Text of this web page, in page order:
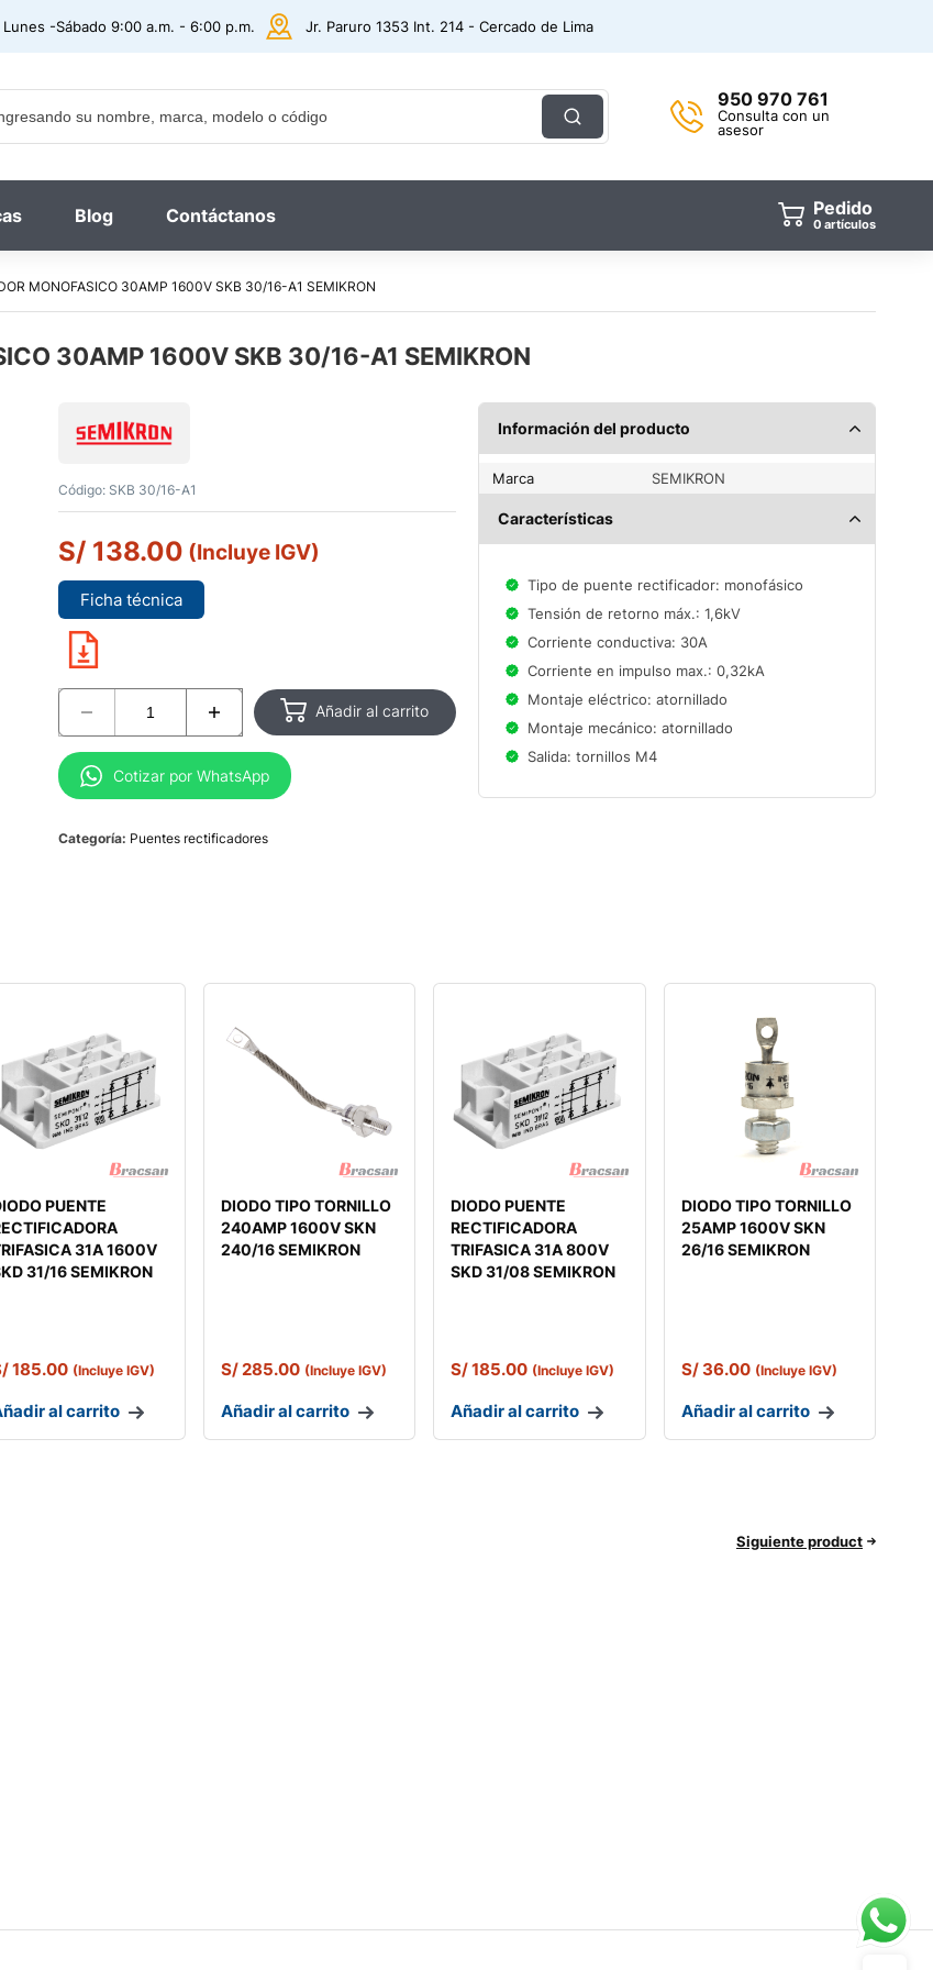
Lunes -Sábado 9:00 a.m. - 6:00 p.m. Jr. Paruro 1353 Int. 214 - Cercado de Lima
950 970 761
Consulta con un
asesor
Blog Contáctanos Pedido
0 artículos
MONOFASICO 30AMP 1600V SKB 30/16-A1 SEMIKRON
30AMP 1600V SKB 30/16-A1 SEMIKRON
Código: SKB 30/16-A1
S/ 138.00 (Incluye IGV)
Ficha técnica
Añadir al carrito
Cotizar por WhatsApp
Categoría: Puentes rectificadores
Información del producto
Marca SEMIKRON
Características
Tipo de puente rectificador: monofásico
Tensión de retorno máx.: 1,6kV
Corriente conductiva: 30A
Corriente en impulso max.: 0,32kA
Montaje eléctrico: atornillado
Montaje mecánico: atornillado
Salida: tornillos M4
PUENTE
31A 1600V
31/16 SEMIKRON
185.00 (Incluye IGV)
al carrito
DIODO TIPO TORNILLO
240AMP 1600V SKN
240/16 SEMIKRON
S/285.00 (Incluye IGV)
Añadir al carrito
DIODO PUENTE
RECTIFICADORA
TRIFASICA 31A 800V
SKD 31/08 SEMIKRON
S/185.00 (Incluye IGV)
Añadir al carrito
DIODO TIPO TORNILLO
25AMP 1600V SKN
26/16 SEMIKRON
S/36.00 (Incluye IGV)
Añadir al carrito
Siguiente product